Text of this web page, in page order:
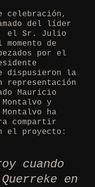
celebración,
del líder
el Sr. Julio
de
por el
dispusieron la
representación
Mauricio
y
ha
compartir
el proyecto:
cuando
en